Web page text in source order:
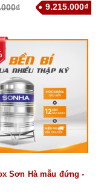
9.215.000₫
Sơn Hà mẫu đứng -